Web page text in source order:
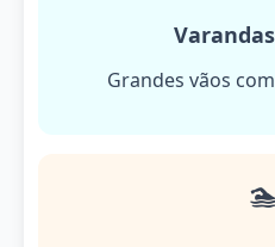
Grandes vãos